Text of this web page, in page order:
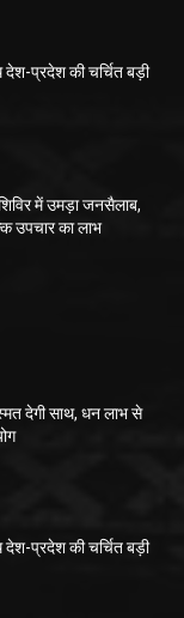
प्रदेश की चर्चित बड़ी
में उमड़ा जनसैलाब,
उपचार का लाभ
देगी साथ, धन लाभ से
प्रदेश की चर्चित बड़ी